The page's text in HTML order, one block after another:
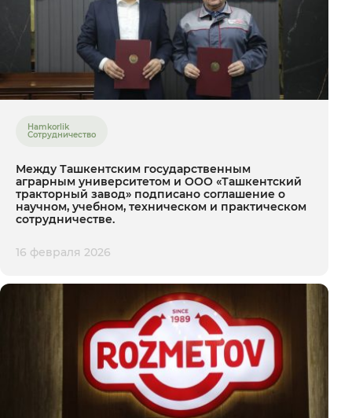
Hamkorlik
Сотрудничество
Между Ташкентским государственным
аграрным университетом и ООО «Ташкентский
тракторный завод» подписано соглашение о
научном, учебном, техническом и практическом
сотрудничестве.
16 февраля 2026